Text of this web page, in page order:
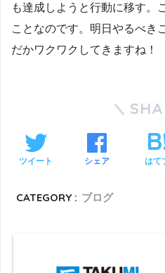
も達成しようと行動に移す。
ことなのです。明日やるべき
だかワクワクしてきますね！
ツイート シェア はて
CATEGORY : ブログ